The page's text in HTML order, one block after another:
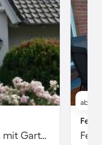
Voll ausgestattetes Ferienhaus mit Garten, Grill und Terrasse | Stadtblick
ab